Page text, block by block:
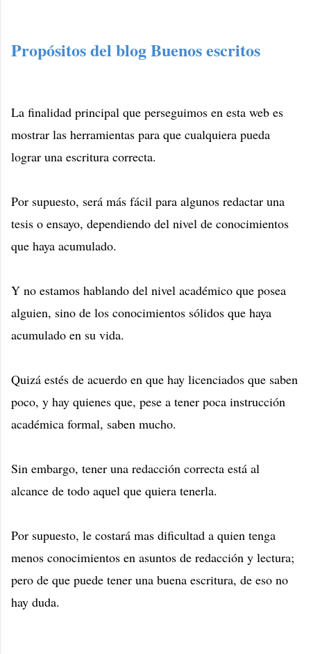
Propósitos del blog Buenos escritos
La finalidad principal que perseguimos en esta web es
mostrar las herramientas para que cualquiera pueda
lograr una escritura correcta.
Por supuesto, será más fácil para algunos redactar una
tesis o ensayo, dependiendo del nivel de conocimientos
que haya acumulado.
Y no estamos hablando del nivel académico que posea
alguien, sino de los conocimientos sólidos que haya
acumulado en su vida.
Quizá estés de acuerdo en que hay licenciados que saben
poco, y hay quienes que, pese a tener poca instrucción
académica formal, saben mucho.
Sin embargo, tener una redacción correcta está al
alcance de todo aquel que quiera tenerla.
Por supuesto, le costará mas dificultad a quien tenga
menos conocimientos en asuntos de redacción y lectura;
pero de que puede tener una buena escritura, de eso no
hay duda.